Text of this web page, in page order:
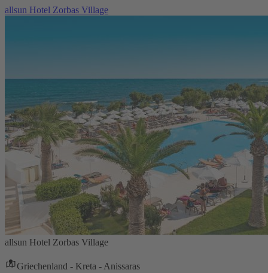
allsun Hotel Zorbas Village
allsun Hotel Zorbas Village
Griechenland - Kreta - Anissaras